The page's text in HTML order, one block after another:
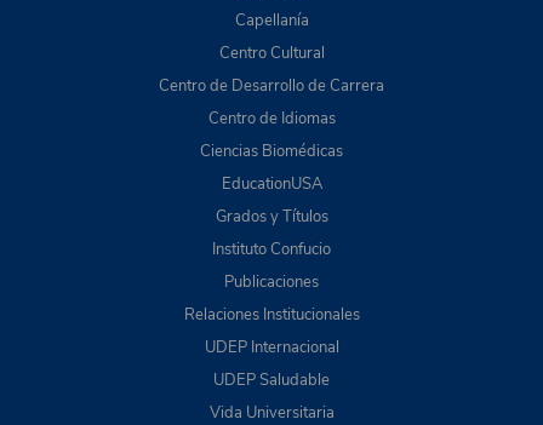
Capellanía
Centro Cultural
Centro de Desarrollo de Carrera
Centro de Idiomas
Ciencias Biomédicas
EducationUSA
Grados y Títulos
Instituto Confucio
Publicaciones
Relaciones Institucionales
UDEP Internacional
UDEP Saludable
Vida Universitaria